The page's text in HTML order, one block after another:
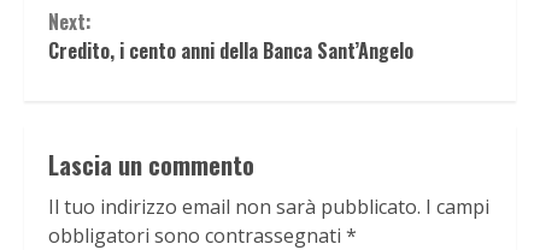
Next:
Credito, i cento anni della Banca Sant’Angelo
Lascia un commento
Il tuo indirizzo email non sarà pubblicato. I campi
obbligatori sono contrassegnati *